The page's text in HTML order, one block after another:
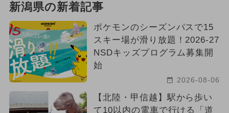
新潟県の新着記事
ポケモンのシーズンパスで15
スキー場が滑り放題！2026-27
NSDキッズプログラム募集開
始
2026-08-06
【北陸・甲信越】駅から歩い
て10以内の電車で行ける「道